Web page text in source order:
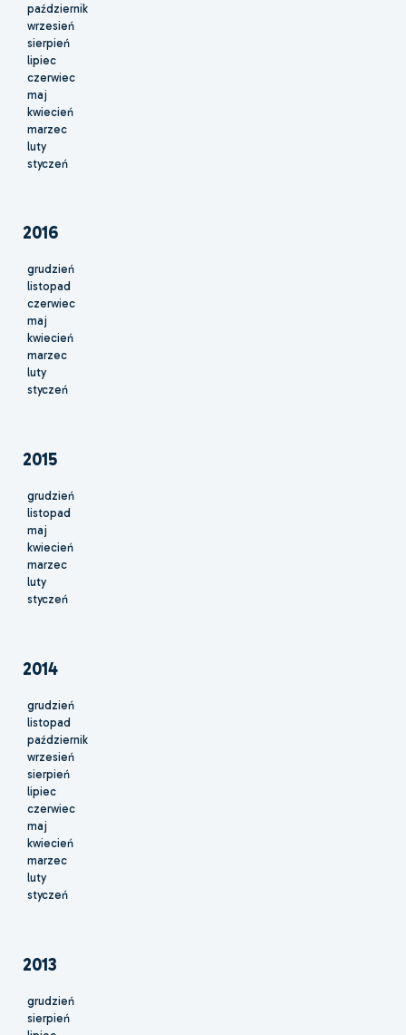
październik
wrzesień
sierpień
lipiec
czerwiec
maj
kwiecień
marzec
luty
styczeń
2016
grudzień
listopad
czerwiec
maj
kwiecień
marzec
luty
styczeń
2015
grudzień
listopad
maj
kwiecień
marzec
luty
styczeń
2014
grudzień
listopad
październik
wrzesień
sierpień
lipiec
czerwiec
maj
kwiecień
marzec
luty
styczeń
2013
grudzień
sierpień